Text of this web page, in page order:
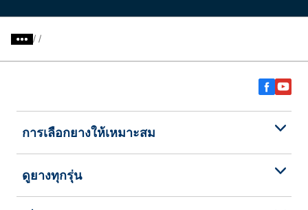
/
การเลือกยางให้เหมาะสม
ดูยางทุกรุ่น